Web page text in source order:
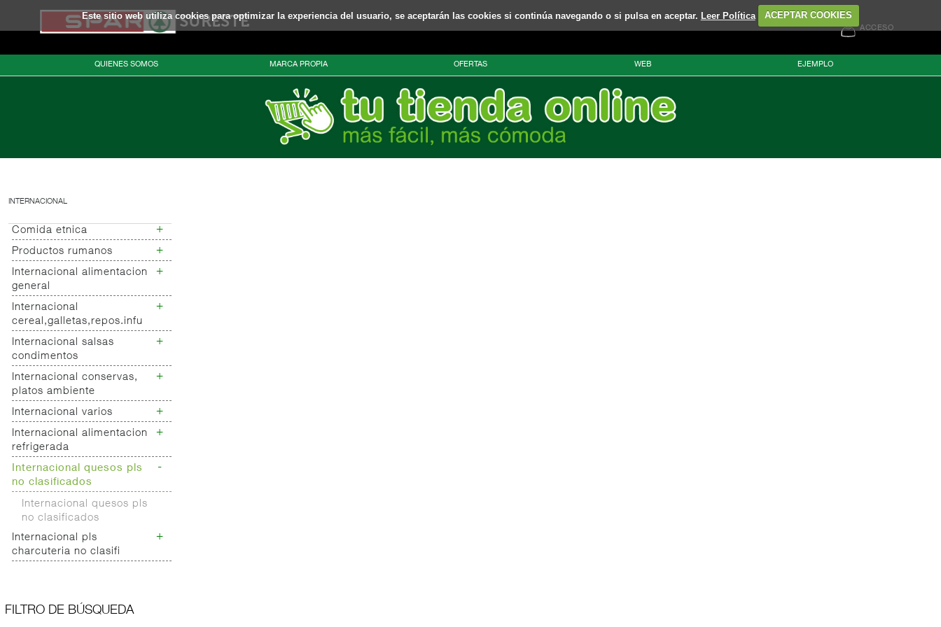
Este sitio web utiliza cookies para optimizar la experiencia del usuario, se aceptarán las cookies si continúa navegando o si pulsa en aceptar. Leer Política ACEPTAR COOKIES
ACCESO
QUIENES SOMOS MARCA PROPIA OFERTAS WEB EJEMPLO
INTERNACIONAL
Comida etnica +
Comida mejicana
Productos rumanos +
Productos rumanos
Internacional alimentacion
general
+
Internacional bebidas
refrescos aliment
Internacional
cereal,galletas,repos.infu
+
Internacional desayuno
galletas cereales
Internacional
reposteria/panaderia
Internacional infusiones
cafe
Internacional salsas
condimentos
+
Internacional salsas
Internacional
condimentos
Internacional conservas,
platos ambiente
+
Internacional conservas
Internacional platos
Internacional varios +
Internacional varios
Internacional alimentacion
refrigerada
+
Alimentacion refrigerada
Internacional quesos pls
no clasificados
-
Internacional quesos pls
no clasificados
Internacional pls
charcuteria no clasifi
+
FILTRO DE BÚSQUEDA